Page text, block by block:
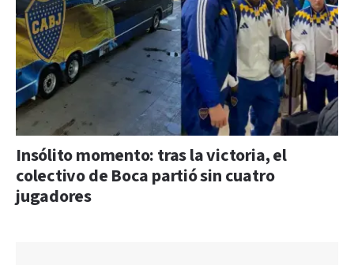
Insólito momento: tras la victoria, el
colectivo de Boca partió sin cuatro
jugadores